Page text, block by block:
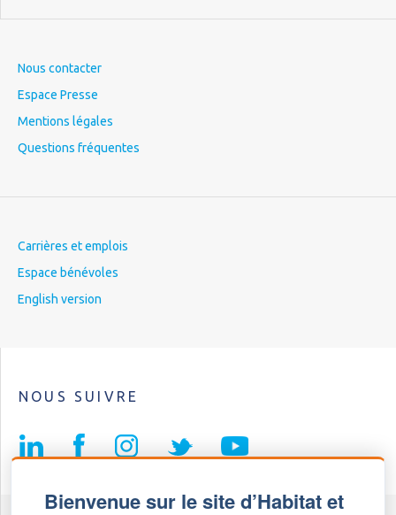
Bienvenue sur le site d’Habitat et
Nous contacter
Espace Presse
Mentions légales
Questions fréquentes
Carrières et emplois
Espace bénévoles
English version
NOUS SUIVRE